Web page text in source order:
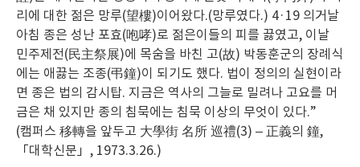
리에 대한 젊은 망루(望樓)이어왔다.(망루였다.) 4·19 의거날
아침 종은 성난 포효(咆哮)로 젊은이들의 피를 끓였고, 이날
민주제전(民主祭展)에 목숨을 바친 고(故) 박동훈군의 장례식
에는 애끓는 조종(弔鐘)이 되기도 했다. 법이 정의의 실현이라
면 종은 법의 감시탑. 지금은 역사의 그늘로 밀려나 고요를 머
금은 채 있지만 종의 침묵에는 침묵 이상의 무엇이 있다.”
(캠퍼스 移轉을 앞두고 大學街 名所 巡禮(3) – 正義의 鐘,
「대학신문」, 1973.3.26.)